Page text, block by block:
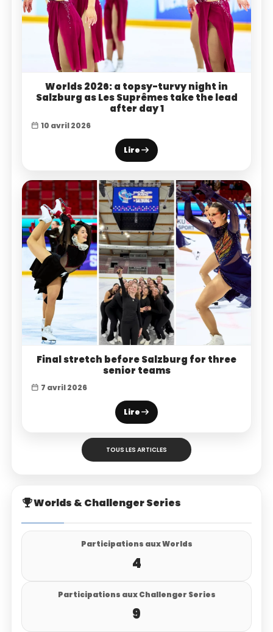
Worlds 2026: a topsy-turvy night in
Salzburg as Les Suprêmes take the lead
after day 1
10 avril 2026
Lire
Final stretch before Salzburg for three
senior teams
7 avril 2026
Lire
TOUS LES ARTICLES
Worlds & Challenger Series
Participations aux Worlds
4
Participations aux Challenger Series
9